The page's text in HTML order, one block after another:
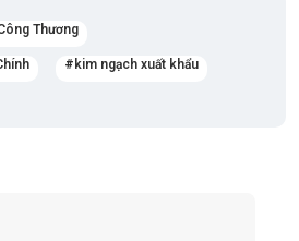
Thương
kim ngạch xuất khẩu